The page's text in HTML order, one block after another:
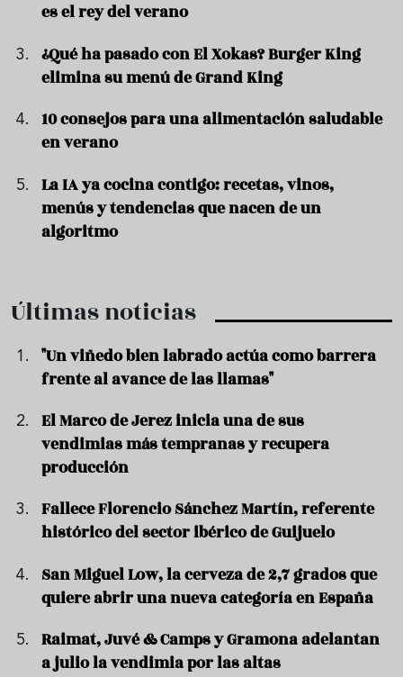
es el rey del verano
¿Qué ha pasado con El Xokas? Burger King
elimina su menú de Grand King
10 consejos para una alimentación saludable
en verano
La IA ya cocina contigo: recetas, vinos,
menús y tendencias que nacen de un
algoritmo
Últimas noticias
"Un viñedo bien labrado actúa como barrera
frente al avance de las llamas"
El Marco de Jerez inicia una de sus
vendimias más tempranas y recupera
producción
Fallece Florencio Sánchez Martín, referente
histórico del sector ibérico de Guijuelo
San Miguel Low, la cerveza de 2,7 grados que
quiere abrir una nueva categoría en España
Raimat, Juvé & Camps y Gramona adelantan
a julio la vendimia por las altas